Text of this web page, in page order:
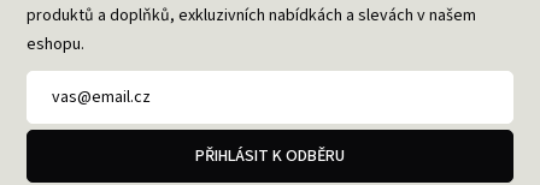
produktů a doplňků, exkluzivních nabídkách a slevách v našem
eshopu.
PŘIHLÁSIT K ODBĚRU